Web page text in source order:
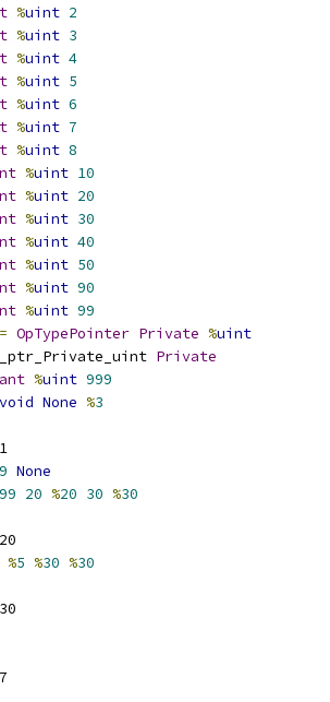
%uint 2
%uint 3
%uint 4
%uint 5
%uint 6
%uint 7
%uint 8
%uint 10
%uint 20
%uint 30
%uint 40
%uint 50
%uint 90
%uint 99
= OpTypePointer Private %uint
_ptr_Private_uint Private
%uint 999
void None %3
None
99 20 %20 30 %30
%5 %30 %30